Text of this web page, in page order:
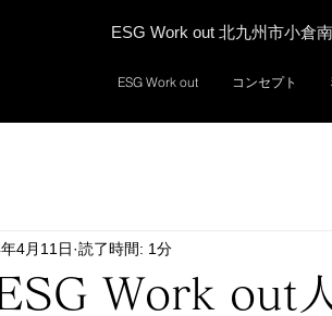
ESG Work out 北九州市小倉
ESG Work out コンセプト
Work out
4月11日 読了時間: 1分